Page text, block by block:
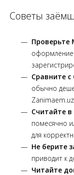
Советы
Проверьте
Сравните
обычно
Zanimaem.uz
Считайте
помесячно
для
Не берите
приводит к
Читайте